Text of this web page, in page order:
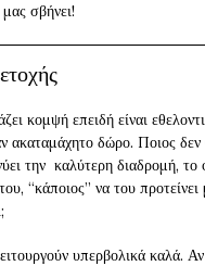
σβήνει!
κομψή επειδή είναι
ακαταμάχητο δώρο. Ποιος δεν
την καλύτερη διαδρομή, το
“κάποιος” να του προτείνει
υπερβολικά καλά. Αν